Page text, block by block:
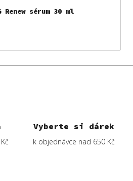
Vyberte si dárek
k objednávce nad 650 Kč
Renew sérum 30 ml